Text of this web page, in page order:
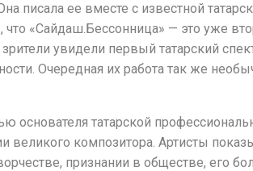
писала ее вместе с известной
«Сайдаш.Бессонница» — это уже
зрители увидели первый татарский
Очередная их работа так же
основателя татарской
великого композитора. Артисты
признании в обществе, его